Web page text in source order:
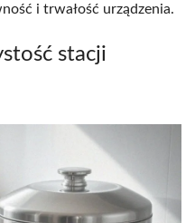
i trwałość urządzenia.
stacji